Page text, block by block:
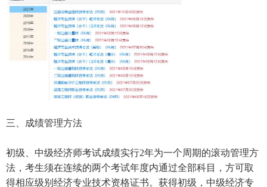
三、成绩管理方法
初级、中级经济师考试成绩实行2年为一个周期的滚动管理方
法，考生须在连续的两个考试年度内通过全部科目，方可取
得相应级别经济专业技术资格证书。获得初级，中级经济专